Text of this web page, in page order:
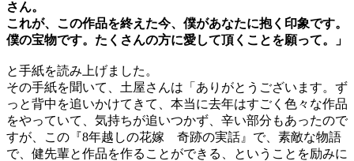
さん。
これが、この作品を終えた今、僕があなたに抱く印象です。
僕の宝物です。たくさんの方に愛して頂くことを願って。」
と手紙を読み上げました。
その手紙を聞いて、土屋さんは「ありがとうございます。ず
っと背中を追いかけてきて、本当に去年はすごく色々な作品
をやっていて、気持ちが追いつかず、辛い部分もあったので
すが、この『8年越しの花嫁 奇跡の実話』で、素敵な物語
で、健先輩と作品を作ることができる、ということを励みに